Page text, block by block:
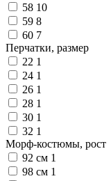
58 10
59 8
60 7
Перчатки, размер
22 1
24 1
26 1
28 1
30 1
32 1
Морф-костюмы, рост
92 см 1
98 см 1